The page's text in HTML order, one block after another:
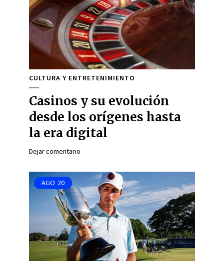
CULTURA Y ENTRETENIMIENTO
Casinos y su evolución
desde los orígenes hasta
la era digital
Dejar comentario
AGO 20